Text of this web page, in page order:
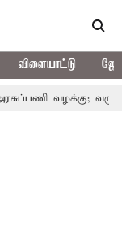
விளையாட்டு
வழக்கு; வரும்